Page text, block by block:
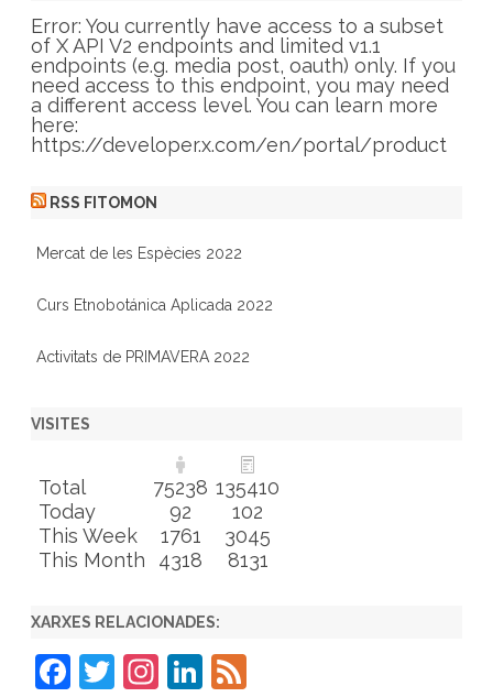
r
i
e
s
Error: You currently have access to a subset
of X API V2 endpoints and limited v1.1
endpoints (e.g. media post, oauth) only. If you
need access to this endpoint, you may need
a different access level. You can learn more
here:
https://developer.x.com/en/portal/product
RSS FITOMON
Mercat de les Espècies 2022
Curs Etnobotánica Aplicada 2022
Activitats de PRIMAVERA 2022
VISITES
Total 75238 135410
Today
92
102
This Week
1761
3045
This Month
4318 8131
XARXES RELACIONADES:
F
T
In Li